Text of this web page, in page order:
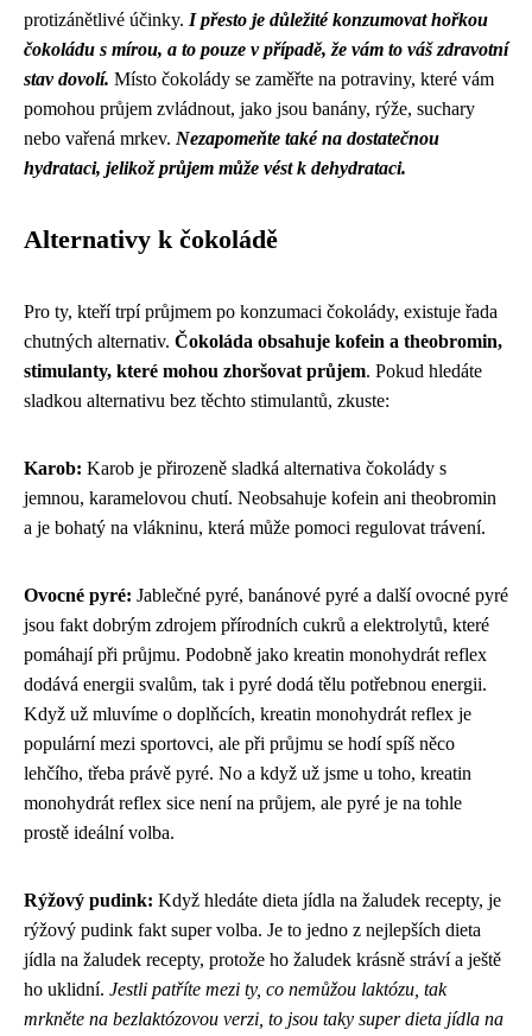
protizánětlivé účinky. I přesto je důležité konzumovat hořkou
čokoládu s mírou, a to pouze v případě, že vám to váš zdravotní
stav dovolí. Místo čokolády se zaměřte na potraviny, které vám
pomohou průjem zvládnout, jako jsou banány, rýže, suchary
nebo vařená mrkev. Nezapomeňte také na dostatečnou
hydrataci, jelikož průjem může vést k dehydrataci.
Alternativy k čokoládě
Pro ty, kteří trpí průjmem po konzumaci čokolády, existuje řada
chutných alternativ. Čokoláda obsahuje kofein a theobromin,
stimulanty, které mohou zhoršovat průjem. Pokud hledáte
sladkou alternativu bez těchto stimulantů, zkuste:
Karob: Karob je přirozeně sladká alternativa čokolády s
jemnou, karamelovou chutí. Neobsahuje kofein ani theobromin
a je bohatý na vlákninu, která může pomoci regulovat trávení.
Ovocné pyré: Jablečné pyré, banánové pyré a další ovocné pyré
jsou fakt dobrým zdrojem přírodních cukrů a elektrolytů, které
pomáhají při průjmu. Podobně jako kreatin monohydrát reflex
dodává energii svalům, tak i pyré dodá tělu potřebnou energii.
Když už mluvíme o doplňcích, kreatin monohydrát reflex je
populární mezi sportovci, ale při průjmu se hodí spíš něco
lehčího, třeba právě pyré. No a když už jsme u toho, kreatin
monohydrát reflex sice není na průjem, ale pyré je na tohle
prostě ideální volba.
Rýžový pudink: Když hledáte dieta jídla na žaludek recepty, je
rýžový pudink fakt super volba. Je to jedno z nejlepších dieta
jídla na žaludek recepty, protože ho žaludek krásně stráví a ještě
ho uklidní. Jestli patříte mezi ty, co nemůžou laktózu, tak
mrkněte na bezlaktózovou verzi, to jsou taky super dieta jídla na